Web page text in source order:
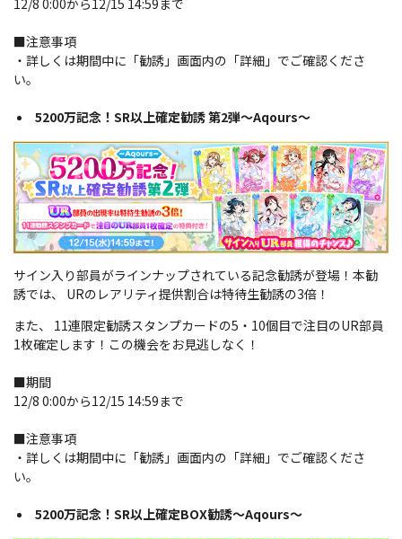
12/8 0:00から12/15 14:59まで
■注意事項
・詳しくは期間中に「勧誘」画面内の「詳細」でご確認くださ
い。
5200万記念！SR以上確定勧誘 第2弾～Aqours～
サイン入り部員がラインナップされている記念勧誘が登場！ 本勧
誘では、 URのレアリティ提供割合は特待生勧誘の3倍！
また、 11連限定勧誘スタンプカードの5・10個目で注目のUR部員
1枚確定します！ この機会をお見逃しなく！
■期間
12/8 0:00から12/15 14:59まで
■注意事項
・詳しくは期間中に「勧誘」画面内の「詳細」でご確認くださ
い。
5200万記念！SR以上確定BOX勧誘～Aqours～